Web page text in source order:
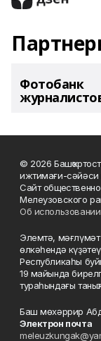
Фотобанк
© 2026
ижтимағи-сәйәси
Сайт
Мелеузовского
Об
Элемтә,
өлкәһендә
Республикаһы
19 майында
тураһындағы
Баш мөхәррир
Электрон почта